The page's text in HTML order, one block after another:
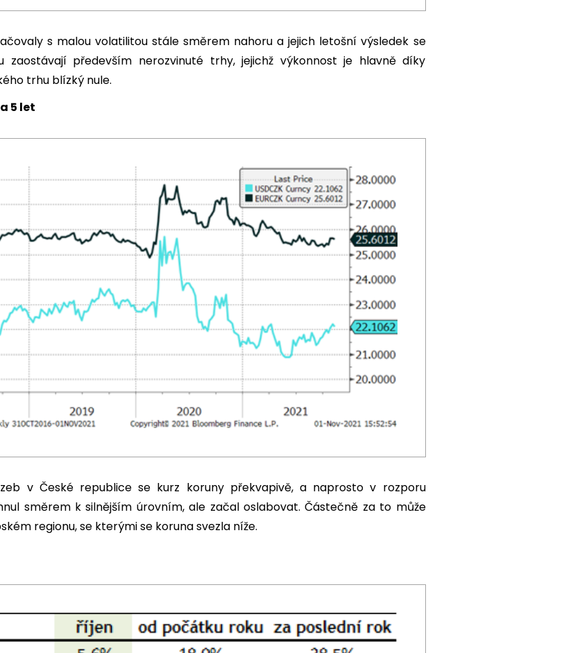
s malou volatilitou stále směrem nahoru a jejich letošní výsledek se
především nerozvinuté trhy, jejichž výkonnost je hlavně díky
trhu blízký nule.
5 let
v České republice se kurz koruny překvapivě, a naprosto v rozporu
směrem k silnějším úrovním, ale začal oslabovat. Částečně za to může
regionu, se kterými se koruna svezla níže.